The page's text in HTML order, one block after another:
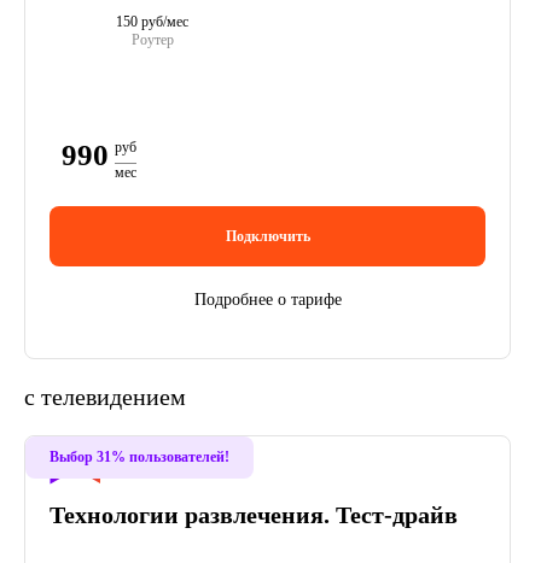
Роутер
150 руб/мес
990 руб
мес
Подключить
Подробнее о тарифе
с телевидением
Хит
Выбор 31% пользователей!
Технологии развлечения. Тест-драйв